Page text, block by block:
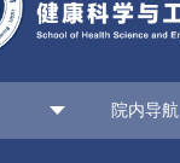
院内导航